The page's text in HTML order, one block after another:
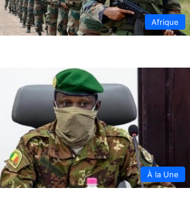
Afrique
À la Une